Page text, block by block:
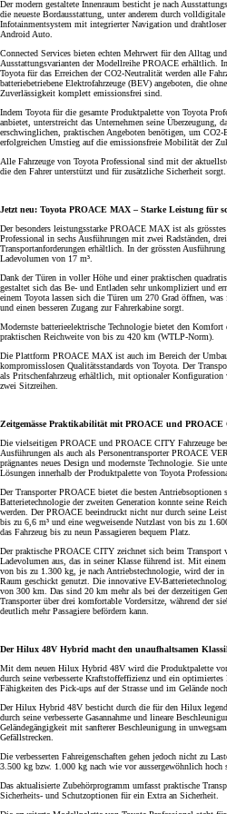
Der modern gestaltete Innenraum besticht je nach
die neueste Bordausstattung, unter anderem durch
Infotainmentsystem mit integrierter Navigation und
Android Auto.
Connected Services bieten echten Mehrwert für den Alltag
Ausstattungsvarianten der Modellreihe PROACE erhältlich.
Toyota für das Erreichen der CO2-Neutralität werden alle
batteriebetriebene Elektrofahrzeuge (BEV) angeboten, die
Zuverlässigkeit komplett emissionsfrei sind.
Indem Toyota für die gesamte Produktpalette von Toyota
anbietet, unterstreicht das Unternehmen seine Überzeugung,
erschwinglichen, praktischen Angeboten benötigen, um CO2-
erfolgreichen Umstieg auf die emissionsfreie Mobilität der
Alle Fahrzeuge von Toyota Professional sind mit der
die den Fahrer unterstützt und für zusätzliche Sicherheit sorgt.
Jetzt neu: Toyota PROACE MAX – Starke Leistung für
Der besonders leistungsstarke PROACE MAX ist als
Professional in sechs Ausführungen mit zwei Radständen,
Transportanforderungen erhältlich. In der grössten
Ladevolumen von 17 m³.
Dank der Türen in voller Höhe und einer praktischen
gestaltet sich das Be- und Entladen sehr unkompliziert und
einem Toyota lassen sich die Türen um 270 Grad öffnen,
und einen besseren Zugang zur Fahrerkabine sorgt.
Modernste batterieelektrische Technologie bietet den
praktischen Reichweite von bis zu 420 km (WTLP-Norm).
Die Plattform PROACE MAX ist auch im Bereich der
kompromisslosen Qualitätsstandards von Toyota. Der
als Pritschenfahrzeug erhältlich, mit optionaler
zwei Sitzreihen.
Zeitgemässe Praktikabilität mit PROACE und PROACE
Die vielseitigen PROACE und PROACE CITY Fahrzeuge
Ausführungen als auch als Personentransporter PROACE
prägnantes neues Design und modernste Technologie. Sie
Lösungen innerhalb der Produktpalette von Toyota
Der Transporter PROACE bietet die besten Antriebsoptionen
Batterietechnologie der zweiten Generation konnte seine
werden. Der PROACE beeindruckt nicht nur durch seine
bis zu 6,6 m³ und eine wegweisende Nutzlast von bis zu
das Fahrzeug bis zu neun Passagieren bequem Platz.
Der praktische PROACE CITY zeichnet sich beim Transport
Ladevolumen aus, das in seiner Klasse führend ist. Mit
von bis zu 1.300 kg, je nach Antriebstechnologie, wird der in
Raum geschickt genutzt. Die innovative EV-
von 300 km. Das sind 20 km mehr als bei der derzeitigen
Transporter über drei komfortable Vordersitze, während der
deutlich mehr Passagiere befördern kann.
Der Hilux 48V Hybrid macht den unaufhaltsamen
Mit dem neuen Hilux Hybrid 48V wird die Produktpalette
durch seine verbesserte Kraftstoffeffizienz und ein
Fähigkeiten des Pick-ups auf der Strasse und im Gelände
Der Hilux Hybrid 48V besticht durch die für den Hilux
durch seine verbesserte Gasannahme und lineare
Geländegängigkeit mit sanfterer Beschleunigung in
Gefällstrecken.
Die verbesserten Fahreigenschaften gehen jedoch nicht zu
3.500 kg bzw. 1.000 kg nach wie vor aussergewöhnlich hoch
Das aktualisierte Zubehörprogramm umfasst praktische
Sicherheits- und Schutzoptionen für ein Extra an Sicherheit.